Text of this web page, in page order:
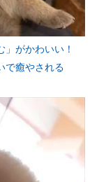
」がかわいい！
で癒やされる